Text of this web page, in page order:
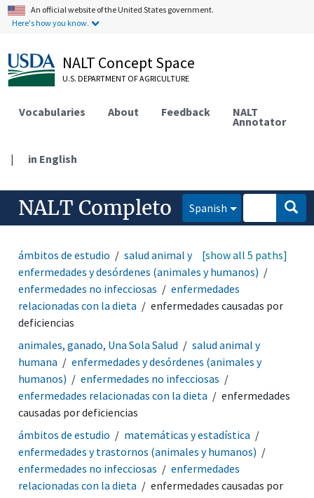
An official website of the United States government.
Here's how you know.
NALT Concept Space
U.S. DEPARTMENT OF AGRICULTURE
Vocabularies About Feedback NALT
Annotator
| in English
NALT Completo Spanish
ámbitos de estudio
salud animal y humana
enfermedades y desórdenes (animales y humanos)
enfermedades no infecciosas
enfermedades
relacionadas con la dieta
enfermedades causadas por
deficiencias
[show all 5 paths]
animales, ganado, Una Sola Salud
salud animal y
humana
enfermedades y desórdenes (animales y
humanos)
enfermedades no infecciosas
enfermedades relacionadas con la dieta
enfermedades
causadas por deficiencias
ámbitos de estudio
matemáticas y estadística
enfermedades y trastornos (animales y humanos)
enfermedades no infecciosas
enfermedades
relacionadas con la dieta
enfermedades causadas por